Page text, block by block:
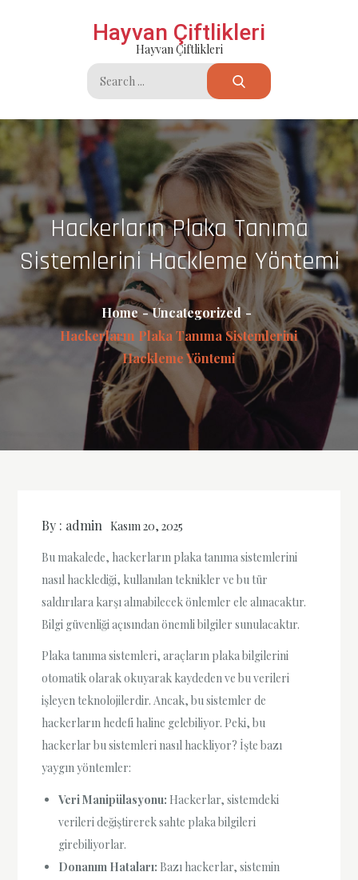
Hayvan Çiftlikleri
Hayvan Çiftlikleri
Search
for:
Hackerların Plaka Tanıma
Sistemlerini Hackleme Yöntemi
Home
Uncategorized
Hackerların Plaka Tanıma Sistemlerini
Hackleme Yöntemi
By : admin Kasım 20, 2025
Bu makalede, hackerların plaka tanıma sistemlerini
nasıl hacklediği, kullanılan teknikler ve bu tür
saldırılara karşı alınabilecek önlemler ele alınacaktır.
Bilgi güvenliği açısından önemli bilgiler sunulacaktır.
Plaka tanıma sistemleri, araçların plaka bilgilerini
otomatik olarak okuyarak kaydeden ve bu verileri
işleyen teknolojilerdir. Ancak, bu sistemler de
hackerların hedefi haline gelebiliyor. Peki, bu
hackerlar bu sistemleri nasıl hackliyor? İşte bazı
yaygın yöntemler:
Veri Manipülasyonu: Hackerlar, sistemdeki
verileri değiştirerek sahte plaka bilgileri
girebiliyorlar.
Donanım Hataları: Bazı hackerlar, sistemin